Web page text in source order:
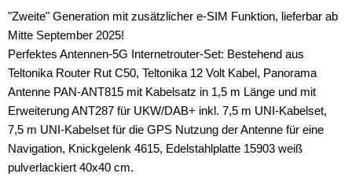
"Zweite" Generation mit zusätzlicher e-SIM Funktion, lieferbar ab
Mitte September 2025!
Perfektes Antennen-5G Internetrouter-Set: Bestehend aus
Teltonika Router Rut C50, Teltonika 12 Volt Kabel, Panorama
Antenne PAN-ANT815 mit Kabelsatz in 1,5 m Länge und mit
Erweiterung ANT287 für UKW/DAB+ inkl. 7,5 m UNI-Kabelset,
7,5 m UNI-Kabelset für die GPS Nutzung der Antenne für eine
Navigation, Knickgelenk 4615, Edelstahlplatte 15903 weiß
pulverlackiert 40x40 cm.